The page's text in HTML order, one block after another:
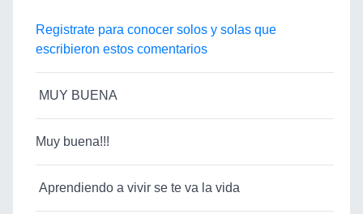
Registrate para conocer solos y solas que
escribieron estos comentarios
MUY BUENA
Muy buena!!!
Aprendiendo a vivir se te va la vida